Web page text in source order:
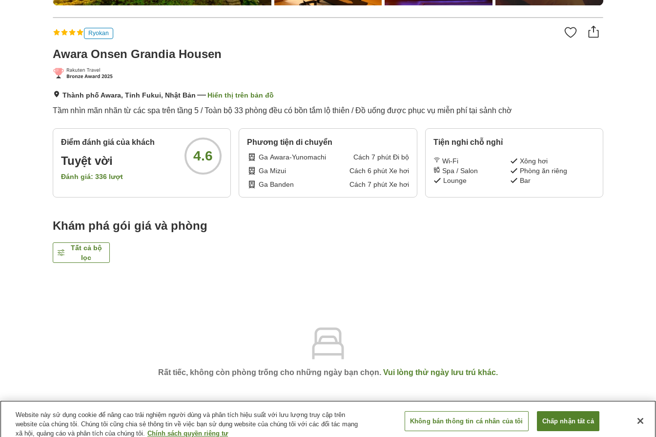
Ryokan
Awara Onsen Grandia Housen
Thành phố Awara, Tỉnh Fukui, Nhật Bản Hiển thị trên bản đồ
Tầm nhìn mãn nhãn từ các spa trên tầng 5 / Toàn bộ 33 phòng đều có bồn tắm lộ thiên / Đồ uống được phục vụ miễn phí tại sảnh chờ
Điểm đánh giá của khách
Tuyệt vời
Đánh giá: 336 lượt
4.6
Phương tiện di chuyển
Ga Awara-Yunomachi Cách 7 phút Đi bộ
Ga Mizui
Cách 6 phút Xe hơi
Ga Banden
Cách 7 phút Xe hơi
Tiện nghi chỗ nghỉ
Wi-Fi
Xông hơi
Spa / Salon
Phòng ăn riêng
Lounge
Bar
Khám phá gói giá và phòng
Tất cả bộ
lọc
Rất tiếc, không còn phòng trống cho những ngày bạn chọn. Vui lòng thử ngày lưu trú khác.
Trang chủ Nhật Bản Tỉnh Fukui Thành phố Awara Awara Onsen Grandia Housen
Website này sử dụng cookie để nâng cao trải nghiệm người dùng và phân tích hiệu suất với lưu lượng truy cập trên
website của chúng tôi. Chúng tôi cũng chia sẻ thông tin về việc bạn sử dụng website của chúng tôi với các đối tác mạng
xã hội, quảng cáo và phân tích của chúng tôi. Chính sách quyền riêng tư
Không bán thông tin cá nhân của tôi Chấp nhận tất cả